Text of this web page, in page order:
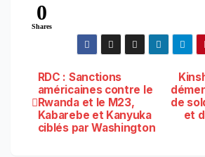
0
Shares
Navigation
de
l’article
de
et
RDC : Sanctions
américaines contre le
Rwanda et le M23,
Kabarebe et Kanyuka
ciblés par Washington